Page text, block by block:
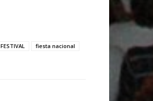
FESTIVAL
fiesta nacional